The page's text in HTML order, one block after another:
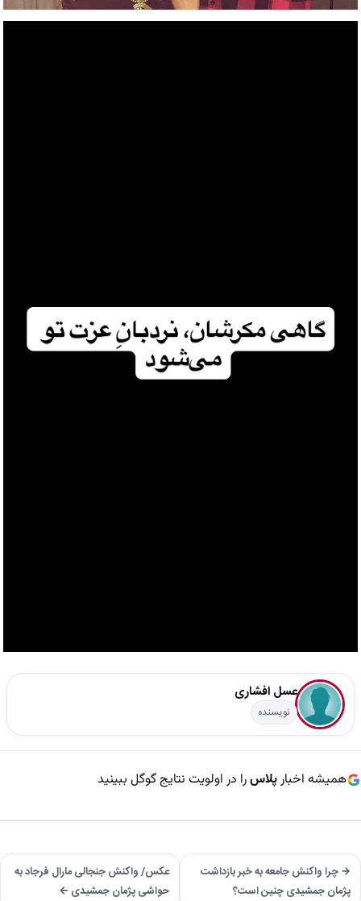
عسل افشاری
نویسنده
همیشه اخبارپلاسرا در اولویت نتایج گوگل ببینید
→ چرا واکنش جامعه به خبر بازداشت
پژمان جمشیدی چنین است؟
عکس/ واکنش جنجالی مارال فرجاد به
حواشی پژمان جمشیدی ←